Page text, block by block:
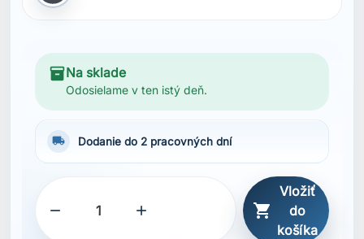
inventory_2Na sklade
Odosielame v ten istý deň.
local_shipping Dodanie do 2 pracovných dní
  
Vložiť
do
košíka